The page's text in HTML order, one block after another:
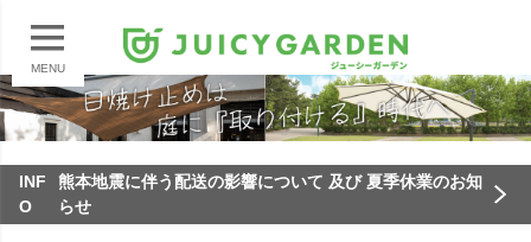
MENU
INF
O
熊本地震に伴う配送の影響について 及び 夏季休業のお知
らせ